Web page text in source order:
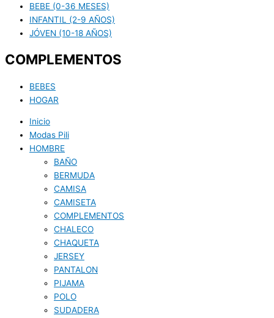
BEBE (0-36 MESES)
INFANTIL (2-9 AÑOS)
JÓVEN (10-18 AÑOS)
COMPLEMENTOS
BEBES
HOGAR
Inicio
Modas Pili
HOMBRE
BAÑO
BERMUDA
CAMISA
CAMISETA
COMPLEMENTOS
CHALECO
CHAQUETA
JERSEY
PANTALON
PIJAMA
POLO
SUDADERA